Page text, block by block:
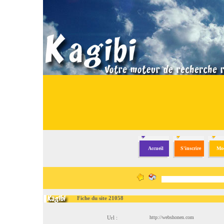
Accueil S'inscrire
Fiche du site 21058
Url : http://webshonen.com